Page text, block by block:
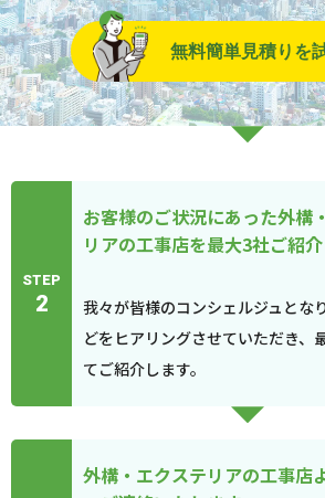
無料簡単見積りを
STEP
2
お客様のご状況にあった外構
リアの工事店を最大3社ご紹
我々が皆様のコンシェルジュとな
どをヒアリングさせていただき、
てご紹介します。
外構・エクステリアの工事店